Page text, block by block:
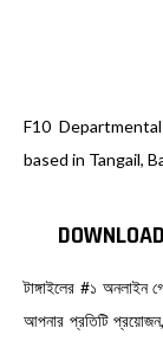
F10
based in Tangail,
টাঙ্গাইলের #১ অনলাইন
আপনার প্রতিটি